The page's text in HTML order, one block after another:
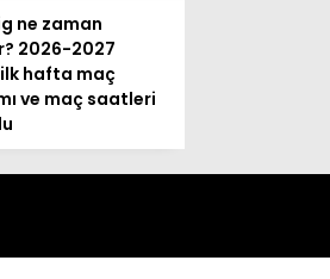
ne zaman
2026-2027
hafta maç
ve maç saatleri